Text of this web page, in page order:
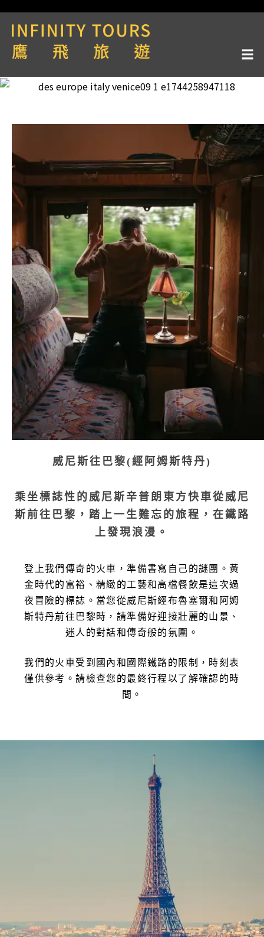
威尼斯往巴黎(經阿姆斯特丹)
乘坐標誌性的威尼斯辛普朗東方快車從威尼
斯前往巴黎，踏上一生難忘的旅程，在鐵路
上發現浪漫。
登上我們傳奇的火車，準備書寫自己的謎團。黃
金時代的富裕、精緻的工藝和高檔餐飲是這次過
夜冒險的標誌。當您從威尼斯經布魯塞爾和阿姆
斯特丹前往巴黎時，請準備好迎接壯麗的山景、
迷人的對話和傳奇般的氛圍。
我們的火車受到國內和國際鐵路的限制，時刻表
僅供參考。請檢查您的最終行程以了解確認的時
間。